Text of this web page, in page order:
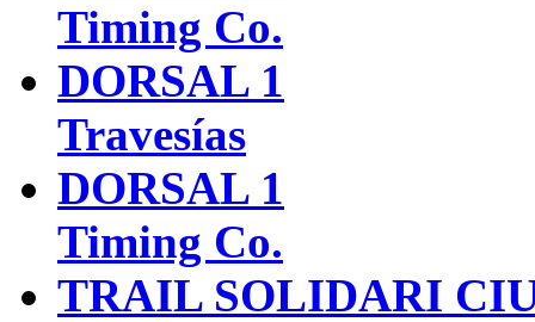
Timing Co.
DORSAL 1
Travesías
DORSAL 1
Timing Co.
TRAIL SOLIDARI